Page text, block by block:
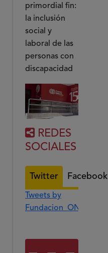
primordial fin:
la inclusión
social y
laboral de las
personas con
discapacidad
REDES
SOCIALES
Twitter Facebook
Tweets by
Fundacion_ONCE